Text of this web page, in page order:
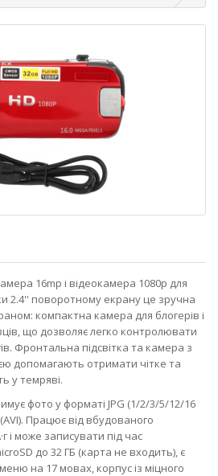
16mp і відеокамера 1080p для
2.4'' поворотному екрану це зручна
компактна камера для блогерів і
що дозволяє легко контролювати
Фронтальна підсвітка та камера з
допомагають отримати чітке та
у темряві.
фото у форматі JPG (1/2/3/5/12/16
(AVI). Працює від вбудованого
і може записувати під час
до 32 ГБ (карта не входить), є
на 17 мовах, корпус із міцного